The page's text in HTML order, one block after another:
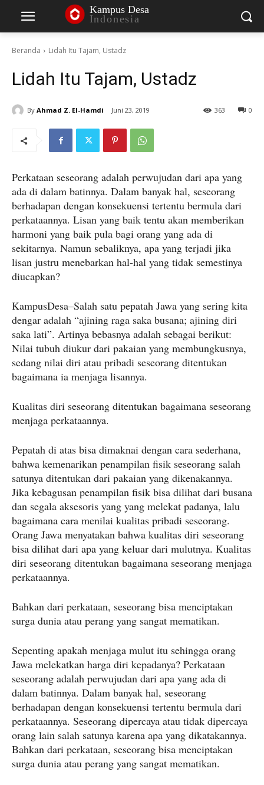
Kampus Desa
Indonesia
Beranda Lidah Itu Tajam, Ustadz
Lidah Itu Tajam, Ustadz
By Ahmad Z. El-Hamdi Juni 23, 2019 0
363
Perkataan seseorang adalah perwujudan dari apa yang
ada di dalam batinnya. Dalam banyak hal, seseorang
berhadapan dengan konsekuensi tertentu bermula dari
perkataannya. Lisan yang baik tentu akan memberikan
harmoni yang baik pula bagi orang yang ada di
sekitarnya. Namun sebaliknya, apa yang terjadi jika
lisan justru menebarkan hal-hal yang tidak semestinya
diucapkan?
KampusDesa–Salah satu pepatah Jawa yang sering kita
dengar adalah “ajining raga saka busana; ajining diri
saka lati”. Artinya bebasnya adalah sebagai berikut:
Nilai tubuh diukur dari pakaian yang membungkusnya,
sedang nilai diri atau pribadi seseorang ditentukan
bagaimana ia menjaga lisannya.
Kualitas diri seseorang ditentukan bagaimana seseorang
menjaga perkataannya.
Pepatah di atas bisa dimaknai dengan cara sederhana,
bahwa kemenarikan penampilan fisik seseorang salah
satunya ditentukan dari pakaian yang dikenakannya.
Jika kebagusan penampilan fisik bisa dilihat dari busana
dan segala aksesoris yang yang melekat padanya, lalu
bagaimana cara menilai kualitas pribadi seseorang.
Orang Jawa menyatakan bahwa kualitas diri seseorang
bisa dilihat dari apa yang keluar dari mulutnya. Kualitas
diri seseorang ditentukan bagaimana seseorang menjaga
perkataannya.
Bahkan dari perkataan, seseorang bisa menciptakan
surga dunia atau perang yang sangat mematikan.
Sepenting apakah menjaga mulut itu sehingga orang
Jawa melekatkan harga diri kepadanya? Perkataan
seseorang adalah perwujudan dari apa yang ada di
dalam batinnya. Dalam banyak hal, seseorang
berhadapan dengan konsekuensi tertentu bermula dari
perkataannya. Seseorang dipercaya atau tidak dipercaya
orang lain salah satunya karena apa yang dikatakannya.
Bahkan dari perkataan, seseorang bisa menciptakan
surga dunia atau perang yang sangat mematikan.